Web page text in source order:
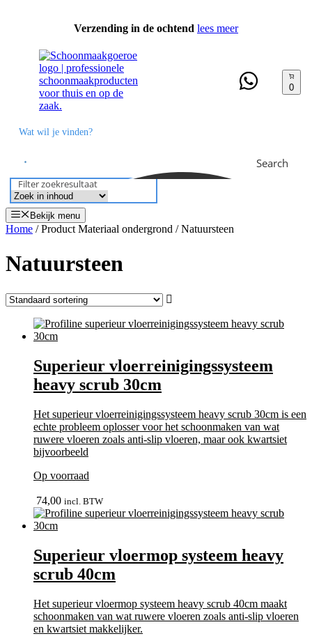
Verzending in de ochtend lees meer
Search
Filter zoekresultaat
0
Bekijk menu
Home / Product Materiaal ondergrond / Natuursteen
Natuursteen
Superieur vloerreinigingssysteem
heavy scrub 30cm
Het superieur vloerreinigingssysteem heavy scrub 30cm is een
echte probleem oplosser voor het schoonmaken van wat
ruwere vloeren zoals anti-slip vloeren, maar ook kwartsiet
bijvoorbeeld
Op voorraad
74,00 incl. BTW
Superieur vloermop systeem heavy
scrub 40cm
Het superieur vloermop systeem heavy scrub 40cm maakt
schoonmaken van wat ruwere vloeren zoals anti-slip vloeren
en kwartsiet makkelijker.